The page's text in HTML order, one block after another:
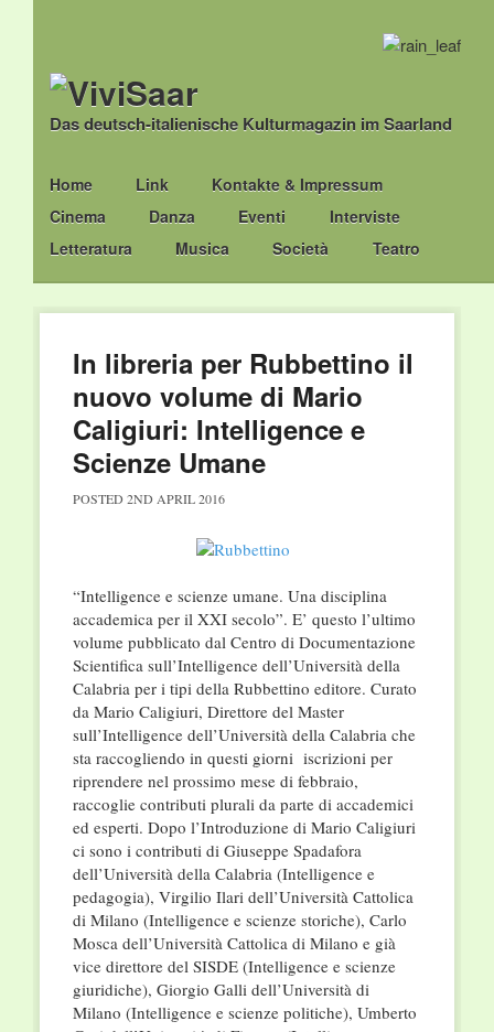
Das deutsch-italienische Kulturmagazin im Saarland
Main menu
Skip
to
content
Home Link
Kontakte & Impressum
Cinema
Danza Eventi
Interviste
Letteratura
Musica Società Teatro
In libreria per Rubbettino il
nuovo volume di Mario
Caligiuri: Intelligence e
Scienze Umane
POSTED 2ND APRIL 2016
“Intelligence e scienze umane. Una disciplina
accademica per il XXI secolo”. E’ questo l’ultimo
volume pubblicato dal Centro di Documentazione
Scientifica sull’Intelligence dell’Università della
Calabria per i tipi della Rubbettino editore. Curato
da Mario Caligiuri, Direttore del Master
sull’Intelligence dell’Università della Calabria che
sta raccogliendo in questi giorni iscrizioni per
riprendere nel prossimo mese di febbraio,
raccoglie contributi plurali da parte di accademici
ed esperti. Dopo l’Introduzione di Mario Caligiuri
ci sono i contributi di Giuseppe Spadafora
dell’Università della Calabria (Intelligence e
pedagogia), Virgilio Ilari dell’Università Cattolica
di Milano (Intelligence e scienze storiche), Carlo
Mosca dell’Università Cattolica di Milano e già
vice direttore del SISDE (Intelligence e scienze
giuridiche), Giorgio Galli dell’Università di
Milano (Intelligence e scienze politiche), Umberto